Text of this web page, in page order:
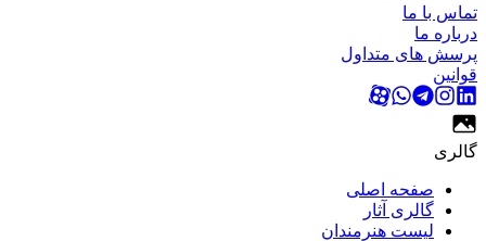
تماس با ما
درباره ما
پرسش های متداول
قوانین
گالری
صفحه اصلی
گالری آثار
لیست هنرمندان